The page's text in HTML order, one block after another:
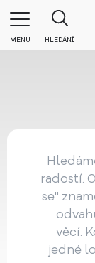
MENU HLEDÁNÍ
radostí.
se"
věcí.
jedné